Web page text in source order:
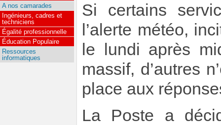
Si certains
l’alerte météo,
le lundi après
massif, d’autres
place aux
La Poste a
A nos camarades
Ingénieurs, cadres et
techniciens
Égalité professionnelle
Éducation Populaire
Ressources
informatiques